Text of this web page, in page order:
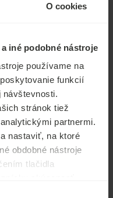
O cookies
iné podobné nástroje
používame na
funkcií
návštevnosti.
stránok tiež
partnermi.
nastaviť, na ktoré
obdobné nástroje
tlačidla
sú aj klasické či
skúseného terapeuta